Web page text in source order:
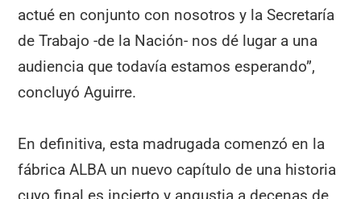
actué en conjunto con nosotros y la Secretaría
de Trabajo -de la Nación- nos dé lugar a una
audiencia que todavía estamos esperando”,
concluyó Aguirre.
En definitiva, esta madrugada comenzó en la
fábrica ALBA un nuevo capítulo de una historia